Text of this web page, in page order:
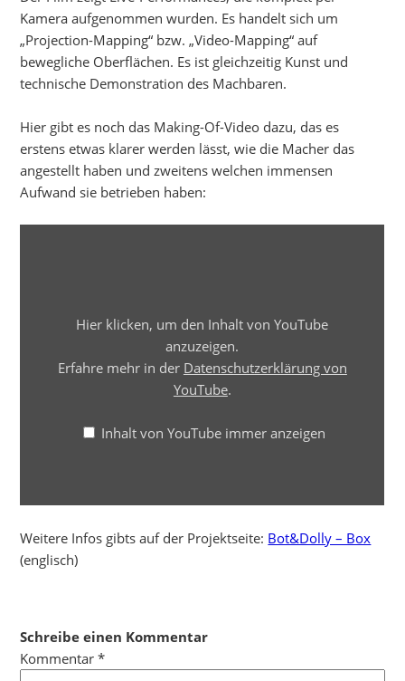
Kamera aufgenommen wurden. Es handelt sich um
„Projection-Mapping“ bzw. „Video-Mapping“ auf
bewegliche Oberflächen. Es ist gleichzeitig Kunst und
technische Demonstration des Machbaren.
Hier gibt es noch das Making-Of-Video dazu, das es
erstens etwas klarer werden lässt, wie die Macher das
angestellt haben und zweitens welchen immensen
Aufwand sie betrieben haben:
Hier klicken, um den Inhalt von YouTube
anzuzeigen.
Erfahre mehr in der Datenschutzerklärung von
YouTube.
Inhalt von YouTube immer anzeigen
Weitere Infos gibts auf der Projektseite: Bot&Dolly – Box
(englisch)
Schreibe einen Kommentar
Kommentar*